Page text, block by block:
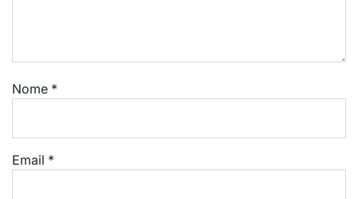
Nome *
Email *